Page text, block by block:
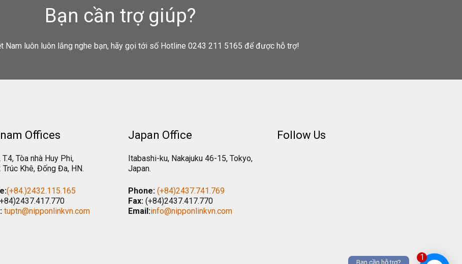
1
Bạn cần hỗ trợ?
Bạn cần trợ giúp?
luôn luôn lắng nghe bạn, hãy gọi tới số Hotline 0243 211 5165 để được hỗ trợ!
Offices
T.4, Tòa nhà Huy Phi,
Khê, Đống Đa, HN.
(+84.)2432.115.165
tuptn@nipponlinkvn.com
Japan Office
Itabashi-ku, Nakajuku 46-15, Tokyo,
Japan.
Phone: (+84)2437.741.769
Fax: (+84)2437.417.770
Email:info@nipponlinkvn.com
Follow Us